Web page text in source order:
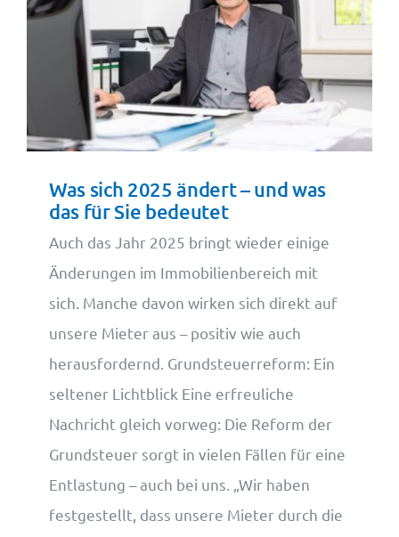
Was sich 2025 ändert – und was
das für Sie bedeutet
Auch das Jahr 2025 bringt wieder einige
Änderungen im Immobilienbereich mit
sich. Manche davon wirken sich direkt auf
unsere Mieter aus – positiv wie auch
herausfordernd. Grundsteuerreform: Ein
seltener Lichtblick Eine erfreuliche
Nachricht gleich vorweg: Die Reform der
Grundsteuer sorgt in vielen Fällen für eine
Entlastung – auch bei uns. „Wir haben
festgestellt, dass unsere Mieter durch die